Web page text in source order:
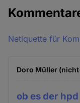
Netiquette für
Doro Müller
ob es der